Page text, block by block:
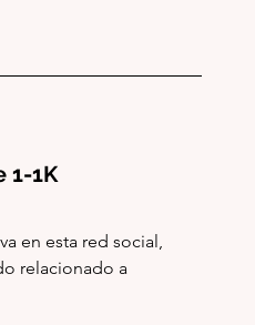
1-1K
en esta red social,
relacionado a